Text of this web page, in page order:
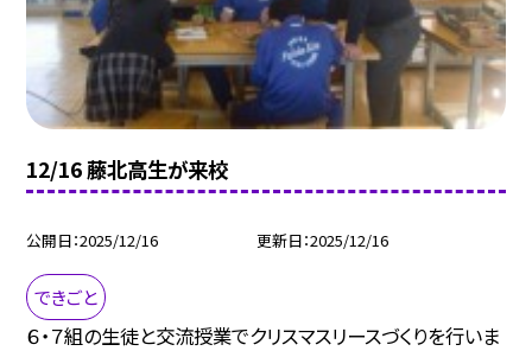
12/16 藤北高生が来校
公開日 2025/12/16 更新日 2025/12/16
できごと
６・７組の生徒と交流授業でクリスマスリースづくりを行いま